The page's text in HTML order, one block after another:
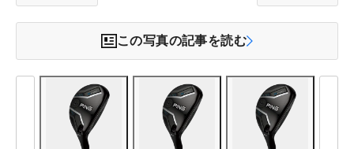
この写真の記事を読む